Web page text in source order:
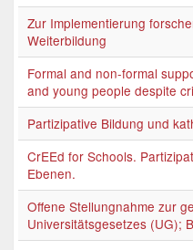
Zur Implementierung
Weiterbildung
Formal and non-formal
and young people despite
Partizipative Bildung und
CrEEd for Schools.
Ebenen.
Offene Stellungnahme zur
Universitätsgesetzes (UG);